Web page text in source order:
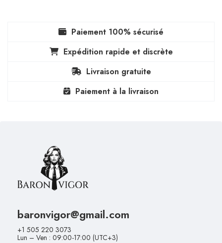
Paiement 100% sécurisé
Expédition rapide et discrète
Livraison gratuite
Paiement à la livraison
baronvigor@gmail.com
+1 505 220 3073
Lun – Ven : 09:00-17:00 (UTC+3)